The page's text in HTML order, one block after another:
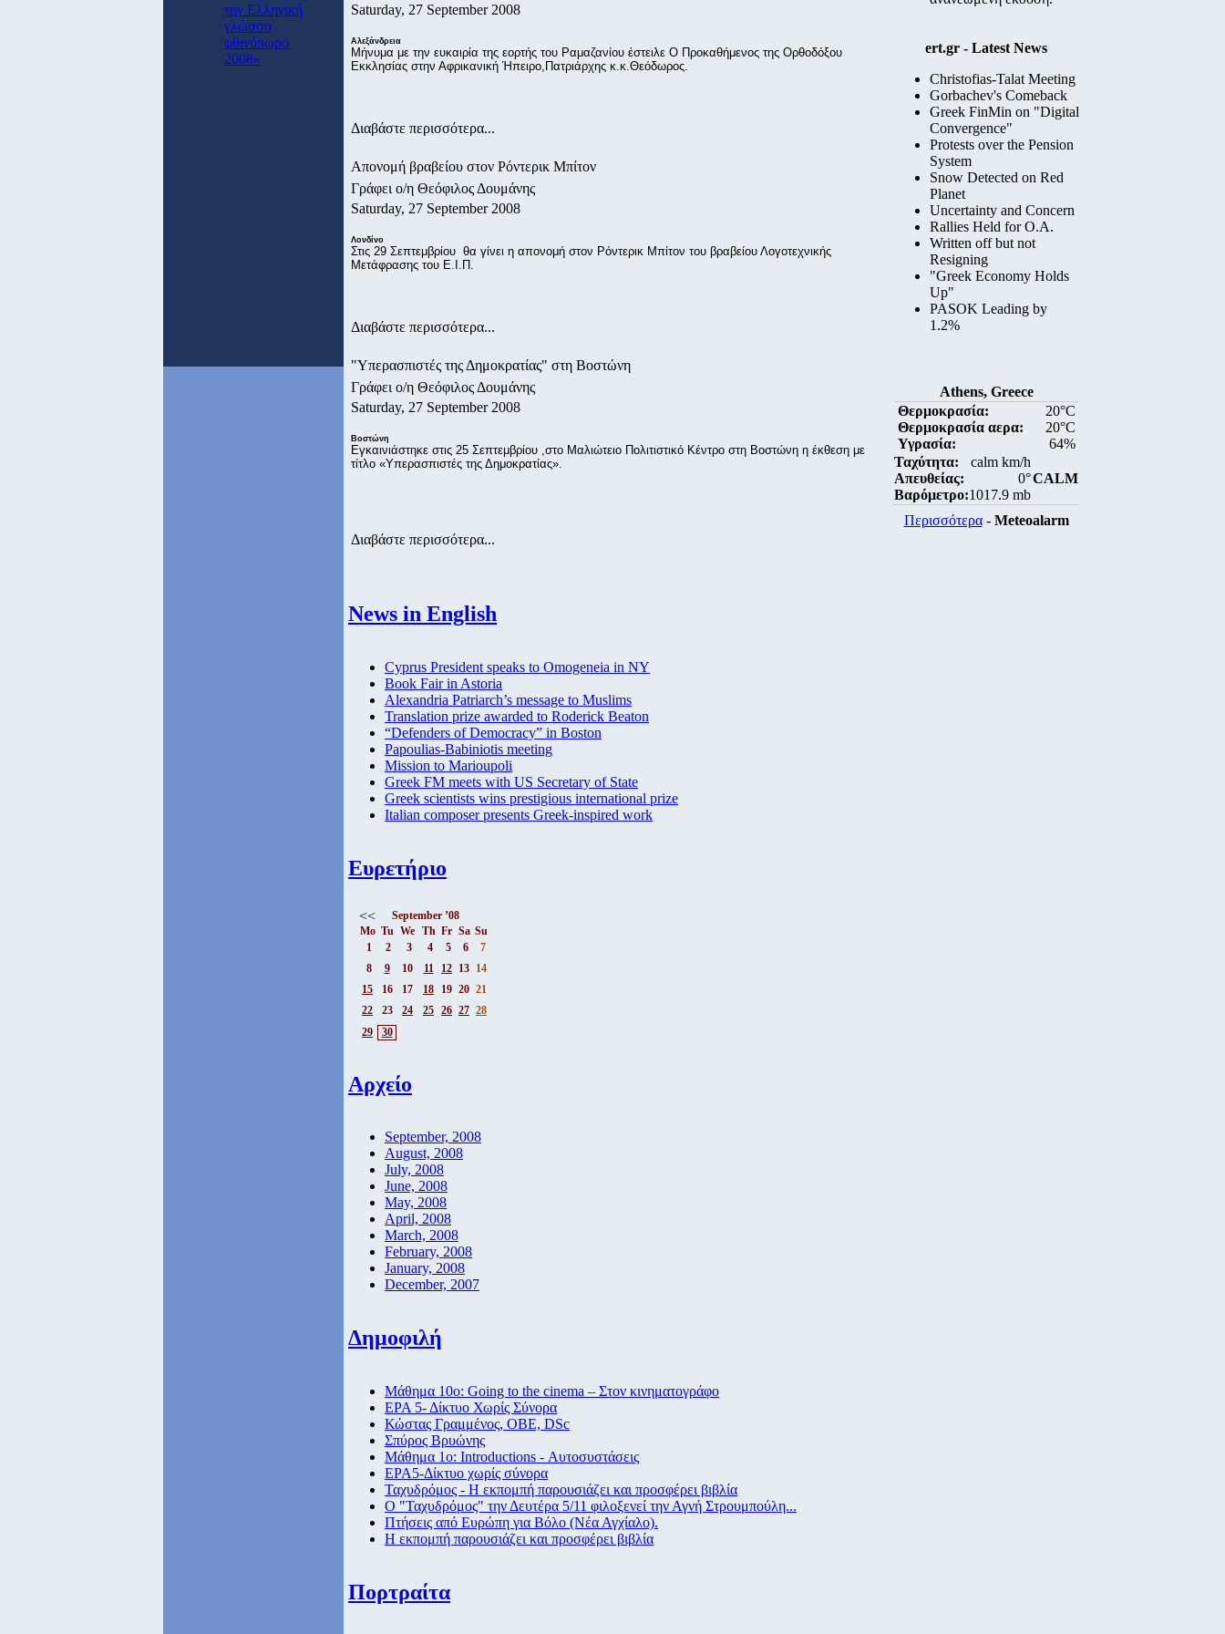
την Ελληνική
γλώσσα
φθινόπωρο
2008»
Saturday, 27 September 2008
Aλεξάνδρεια
Μήνυμα με την ευκαιρία της εορτής του Ραμαζανίου έστειλε Ο Προκαθήμενος της Ορθοδόξου
Εκκλησίας στην Αφρικανική Ήπειρο,Πατριάρχης κ.κ.Θεόδωρος.
Διαβάστε περισσότερα...
Απονομή βραβείου στον Ρόντερικ Μπίτον
Γράφει ο/η Θεόφιλος Δουμάνης
Saturday, 27 September 2008
Λονδίνο
Στις 29 Σεπτεμβρίου θα γίνει η απονομή στον Ρόντερικ Μπίτον του βραβείου Λογοτεχνικής
Μετάφρασης του Ε.Ι.Π.
Διαβάστε περισσότερα...
"Υπερασπιστές της Δημοκρατίας" στη Βοστώνη
Γράφει ο/η Θεόφιλος Δουμάνης
Saturday, 27 September 2008
Βοστώνη
Εγκαινιάστηκε στις 25 Σεπτεμβρίου ,στο Μαλιώτειο Πολιτιστικό Κέντρο στη Βοστώνη η έκθεση με
τίτλο «Υπερασπιστές της Δημοκρατίας».
Διαβάστε περισσότερα...
News in English
Cyprus President speaks to Omogeneia in NY
Book Fair in Astoria
Alexandria Patriarch’s message to Muslims
Translation prize awarded to Roderick Beaton
“Defenders of Democracy” in Boston
Papoulias-Babiniotis meeting
Mission to Marioupoli
Greek FM meets with US Secretary of State
Greek scientists wins prestigious international prize
Italian composer presents Greek-inspired work
Ευρετήριο
<<
September ’08
Mo Tu We Th Fr Sa Su
1
2 3 4 5 6
7
8
9 10 11 12 13 14
15
16 17 18 19 20 21
22
23 24 25 26 27 28
29
30
Αρχείο
September, 2008
August, 2008
July, 2008
June, 2008
May, 2008
April, 2008
March, 2008
February, 2008
January, 2008
December, 2007
Δημοφιλή
Μάθημα 10ο: Going to the cinema – Στον κινηματογράφο
ΕΡΑ 5- Δίκτυο Χωρίς Σύνορα
Κώστας Γραμμένος, ΟΒΕ, DSc
Σπύρος Βρυώνης
Μάθημα 1ο: Introductions - Αυτοσυστάσεις
ΕΡΑ5-Δίκτυο χωρίς σύνορα
Ταχυδρόμος - Η εκπομπή παρουσιάζει και προσφέρει βιβλία
Ο "Ταχυδρόμος" την Δευτέρα 5/11 φιλοξενεί την Αγνή Στρουμπούλη...
Πτήσεις από Eυρώπη για Βόλο (Νέα Αγχίαλο).
Η εκπομπή παρουσιάζει και προσφέρει βιβλία
Πορτραίτα
ert.gr - Latest News
Christofias-Talat Meeting
Gorbachev's Comeback
Greek FinMin on "Digital
Convergence"
Protests over the Pension
System
Snow Detected on Red
Planet
Uncertainty and Concern
Rallies Held for O.A.
Written off but not
Resigning
"Greek Economy Holds
Up"
PASOK Leading by
1.2%
Athens, Greece
Θερμοκρασία:
20°C
Θερμοκρασία αερα:
20°C
Υγρασία:
64%
Ταχύτητα:
calm km/h
Απευθείας:
0°
Βαρόμετρο:1017.9 mb
CALM
Περισσότερα- Meteoalarm